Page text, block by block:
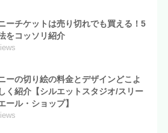
ーチケットは売り切れでも買える！5
をコッソリ紹介
ーの切り絵の料金とデザインどこよ
く紹介【シルエットスタジオ/スリー
ール・ショップ】